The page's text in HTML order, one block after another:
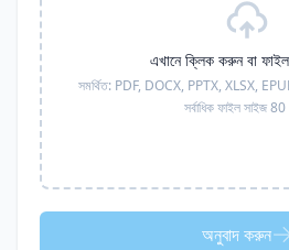
এখানে ক্লিক করুন বা
সমর্থিত: PDF, DOCX, PPTX, XLSX,
সর্বাধিক ফাইল সাইজ
অনুবাদ করুন